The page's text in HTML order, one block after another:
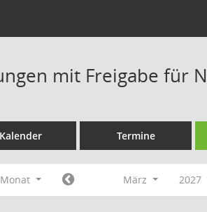
mit Freigabe für
Kalender Termine
Monat März 2027